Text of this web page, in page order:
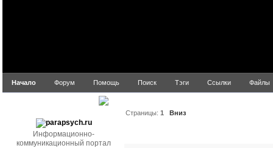
Начало Форум Помощь Поиск Тэги Ссылки Файлы
Информационно-
коммуникационный портал
Страницы:1 Вниз